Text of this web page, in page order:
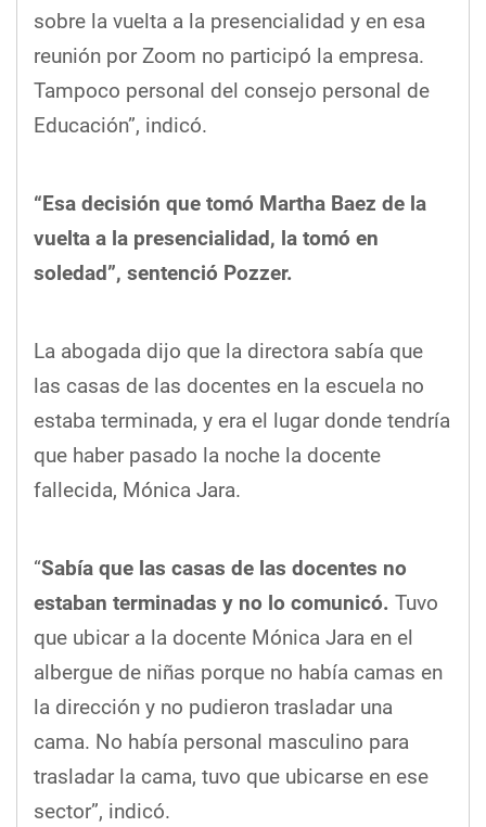
sobre la vuelta a la presencialidad y en esa
reunión por Zoom no participó la empresa.
Tampoco personal del consejo personal de
Educación”, indicó.
“Esa decisión que tomó Martha Baez de la
vuelta a la presencialidad, la tomó en
soledad”, sentenció Pozzer.
La abogada dijo que la directora sabía que
las casas de las docentes en la escuela no
estaba terminada, y era el lugar donde tendría
que haber pasado la noche la docente
fallecida, Mónica Jara.
“Sabía que las casas de las docentes no
estaban terminadas y no lo comunicó. Tuvo
que ubicar a la docente Mónica Jara en el
albergue de niñas porque no había camas en
la dirección y no pudieron trasladar una
cama. No había personal masculino para
trasladar la cama, tuvo que ubicarse en ese
sector”, indicó.